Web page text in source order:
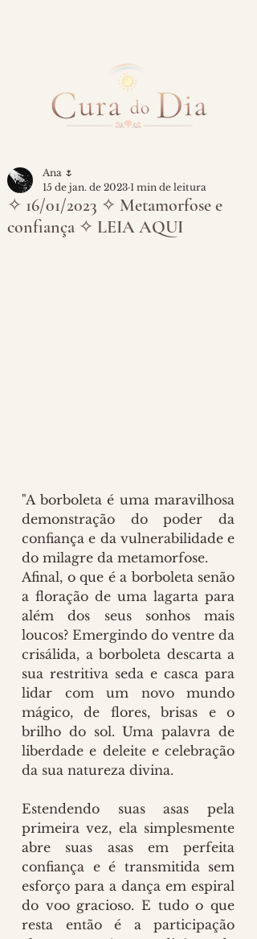
✧ 16/01/2023 ✧ Metamorfose e
confiança ✧ LEIA AQUI
Ana 🌷
15 de jan. de 2023 1 min de leitura
"A borboleta é uma maravilhosa
demonstração do poder da
confiança e da vulnerabilidade e
do milagre da metamorfose.
Afinal, o que é a borboleta senão
a floração de uma lagarta para
além dos seus sonhos mais
loucos? Emergindo do ventre da
crisálida, a borboleta descarta a
sua restritiva seda e casca para
lidar com um novo mundo
mágico, de flores, brisas e o
brilho do sol. Uma palavra de
liberdade e deleite e celebração
da sua natureza divina.
Estendendo suas asas pela
primeira vez, ela simplesmente
abre suas asas em perfeita
confiança e é transmitida sem
esforço para a dança em espiral
do voo gracioso. E tudo o que
resta então é a participação